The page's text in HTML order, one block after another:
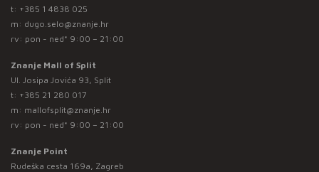
t: +385 1 4838 025
m: dugo.selo@znanje.hr
rv: pon - ned* 9:00 – 21:00
Znanje Mall of Split
Ul. Josipa Jovića 93, Split
t: +385 21 280 017
m: mallofsplit@znanje.hr
rv: pon - ned* 9:00 – 21:00
Znanje Point
Rudeška cesta 169a, Zagreb